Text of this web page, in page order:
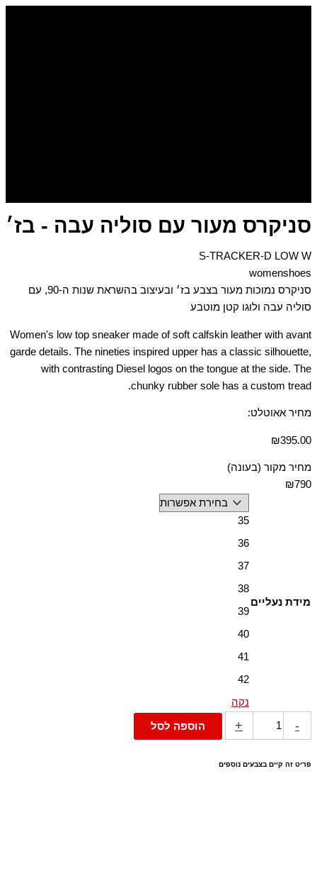
דילוג
סניקרס מעור עם סוליה עבה - בז׳
S-TRACKER-D LOW W
womenshoes
סניקרס נמוכות מעור בצבע בז׳ ובעיצוב בהשראת שנות ה-90, עם
סוליה עבה ולוגו קטן מוטבע
Women's low top sneaker made of soft calfskin leather with avant
garde details. The nineties inspired upper has a classic silhouette,
with contrasting Diesel logos on the tongue at the side. The
chunky rubber sole has a custom tread.
מחיר אאוטלט:
₪395.00
מחיר מקור (בעונה)
₪790
מידת נעליים
35
36
37
38
39
40
41
42
נקה
-
כמות
+ הוספה לסל
פריט זה קיים בצבעים נוספים